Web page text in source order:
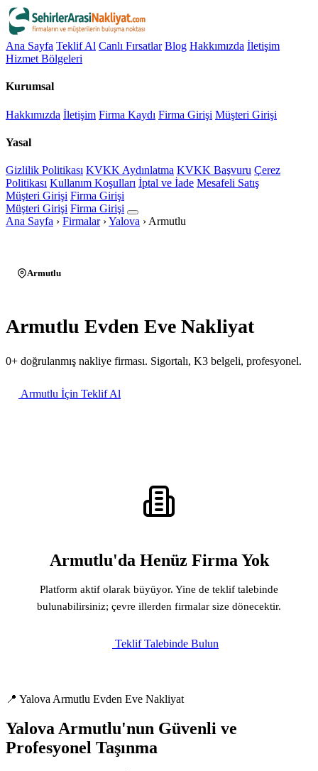
Ana Sayfa Teklif Al Canlı Fırsatlar Blog Hakkımızda İletişim
Hizmet Bölgeleri
Kurumsal
Hakkımızda İletişim Firma Kaydı Firma Girişi Müşteri Girişi
Yasal
Gizlilik Politikası KVKK Aydınlatma KVKK Başvuru Çerez
Politikası Kullanım Koşulları İptal ve İade Mesafeli Satış
Müşteri Girişi Firma Girişi
Müşteri Girişi Firma Girişi
Ana Sayfa › Firmalar ›Yalova › Armutlu
Armutlu
Armutlu Evden Eve Nakliyat
0+ doğrulanmış nakliye firması. Sigortalı, K3 belgeli, profesyonel.
Armutlu İçin Teklif Al
Armutlu'da Henüz Firma Yok
Platform aktif olarak büyüyor. Yine de teklif talebinde
bulunabilirsiniz; çevre illerden firmalar size dönecektir.
Teklif Talebinde Bulun
📍 Yalova Armutlu Evden Eve Nakliyat
Yalova Armutlu'nun Güvenli ve
Profesyonel Taşınma